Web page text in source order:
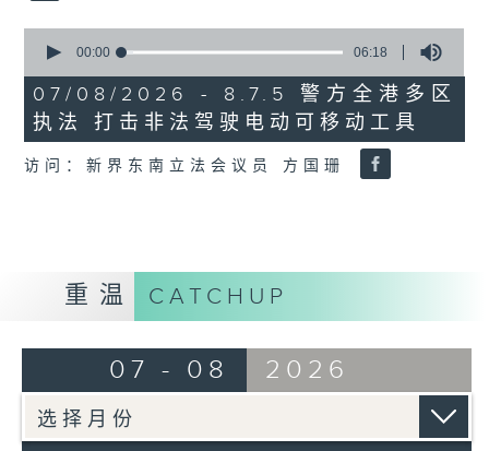
seconds
6
minutes,
18
seconds
00:00 06:18
07/08/2026 - 8.7.5 警方全港多区
执法 打击非法驾驶电动可移动工具
访问：新界东南立法会议员 方国珊
重温 CATCHUP
07 - 08 2026